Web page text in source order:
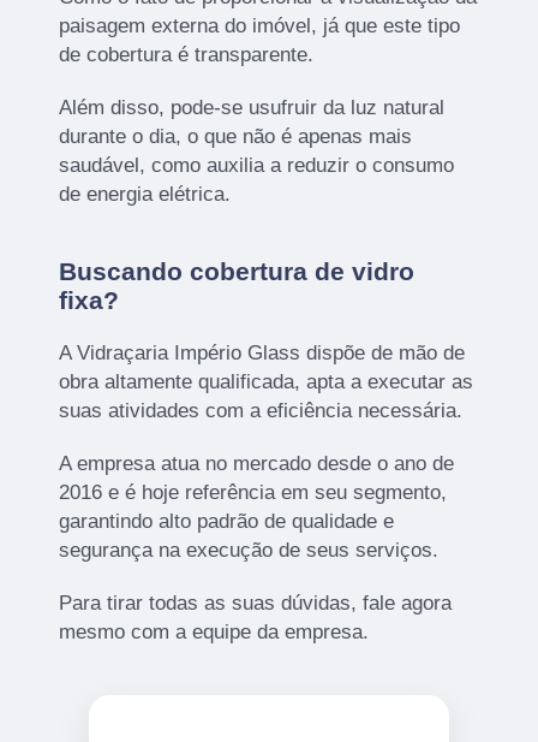
paisagem externa do imóvel, já que este tipo
de cobertura é transparente.
Além disso, pode-se usufruir da luz natural
durante o dia, o que não é apenas mais
saudável, como auxilia a reduzir o consumo
de energia elétrica.
Buscando cobertura de vidro
fixa?
A Vidraçaria Império Glass dispõe de mão de
obra altamente qualificada, apta a executar as
suas atividades com a eficiência necessária.
A empresa atua no mercado desde o ano de
2016 e é hoje referência em seu segmento,
garantindo alto padrão de qualidade e
segurança na execução de seus serviços.
Para tirar todas as suas dúvidas, fale agora
mesmo com a equipe da empresa.